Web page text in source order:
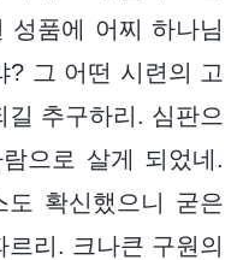
성품에 어찌 하나님
? 그 어떤 시련의 고
추구하리. 심판으
으로 살게 되었네.
확신했으니 굳은
리. 크나큰 구원의